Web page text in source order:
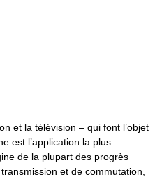
et la télévision – qui font l’objet
est l’application la plus
de la plupart des progrès
et de commutation,